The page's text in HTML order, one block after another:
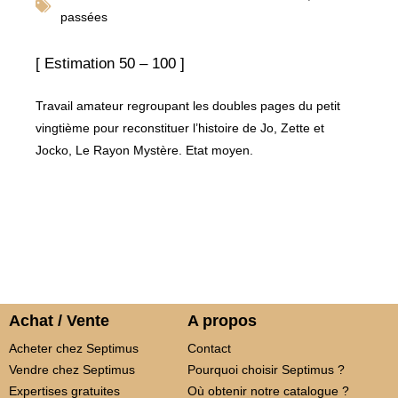
passées
[ Estimation 50 – 100 ]
Travail amateur regroupant les doubles pages du petit
vingtième pour reconstituer l’histoire de Jo, Zette et
Jocko, Le Rayon Mystère. Etat moyen.
Achat / Vente
Acheter chez Septimus
Vendre chez Septimus
Expertises gratuites
A propos
Contact
Pourquoi choisir Septimus ?
Où obtenir notre catalogue ?